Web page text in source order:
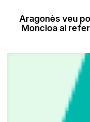
Aragonès veu
Moncloa al